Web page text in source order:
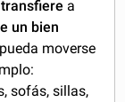
a
un bien
moverse
sofás, sillas,